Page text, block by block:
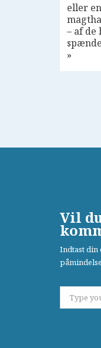
eller
– af
»
Vil
Indtast din